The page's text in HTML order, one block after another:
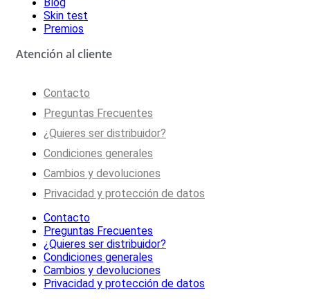
Skin test
Premios
Atención al cliente
Contacto
Preguntas Frecuentes
¿Quieres ser distribuidor?
Condiciones generales
Cambios y devoluciones
Privacidad y protección de datos
Contacto
Preguntas Frecuentes
¿Quieres ser distribuidor?
Condiciones generales
Cambios y devoluciones
Privacidad y protección de datos